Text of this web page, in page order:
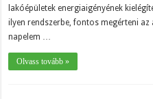
lakóépületek energiaigényének
ilyen rendszerbe, fontos megérteni az
napelem …
Olvass tovább »